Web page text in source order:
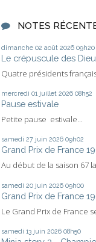
NOTES
dimanche 02 août 2026 09h20
Le crépuscule des
Quatre présidents
mercredi 01 juillet 2026 08h52
Pause estivale
Petite pause estivale...
samedi 27 juin 2026 09h02
Grand Prix de France
Au début de la saison 67
samedi 20 juin 2026 09h00
Grand Prix de France
Le Grand Prix de France
samedi 13 juin 2026 08h50